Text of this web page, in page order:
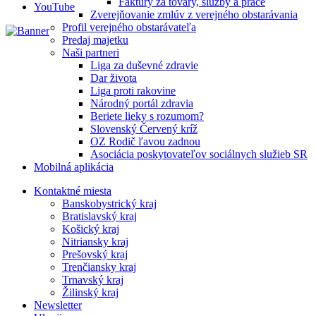
Zverejňovanie zmlúv z verejného obstarávania
Profil verejného obstarávateľa
Predaj majetku
Naši partneri
Liga za duševné zdravie
Dar života
Liga proti rakovine
Národný portál zdravia
Beriete lieky s rozumom?
Slovenský Červený kríž
OZ Rodič ľavou zadnou
Asociácia poskytovateľov sociálnych služieb SR
Mobilná aplikácia
Kontaktné miesta
Banskobystrický kraj
Bratislavský kraj
Košický kraj
Nitriansky kraj
Prešovský kraj
Trenčiansky kraj
Trnavský kraj
Žilinský kraj
Newsletter
YouTube